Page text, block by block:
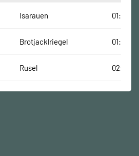
Isarauen
Brotjacklriegel
Rusel